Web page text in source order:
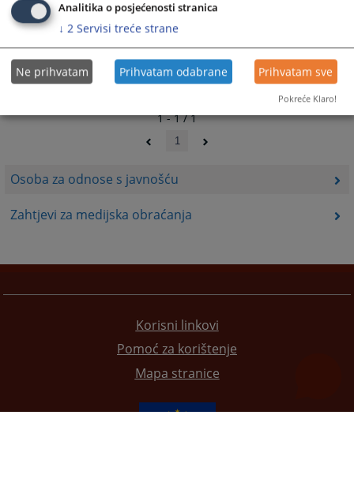
Osoba za odnose s javnošću
Zahtjevi za medijska obraćanja
1 - 1 / 1
1
Korisni linkovi
Pomoć za korištenje
Mapa stranice
Analitika o posjećenosti stranica
↓ 2 Servisi treće strane
Ne prihvatam Prihvatam odabrane Prihvatam sve
Pokreće Klaro!